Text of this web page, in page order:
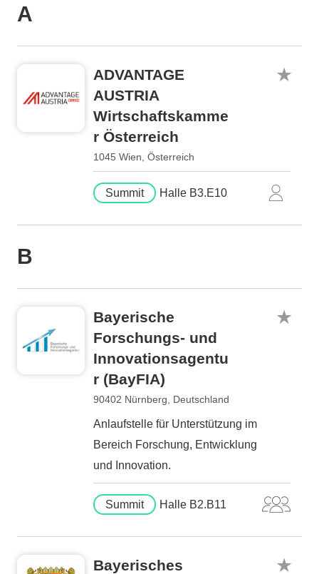
A
ADVANTAGE
AUSTRIA
Wirtschaftskamme
r Österreich
1045 Wien, Österreich
Summit Halle B3.E10
B
Bayerische
Forschungs- und
Innovationsagentu
r (BayFIA)
90402 Nürnberg, Deutschland
Anlaufstelle für Unterstützung im
Bereich Forschung, Entwicklung
und Innovation.
Summit Halle B2.B11
Bayerisches